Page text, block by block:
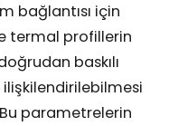
bağlantısı için
termal profillerin
baskılı
ilişkilendirilebilmesi
parametrelerin